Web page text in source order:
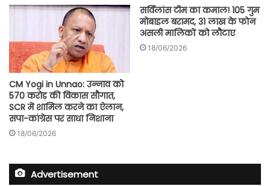
CM Yogi in Unnao: उन्नाव को
570 करोड़ की विकास सौगात,
SCR में शामिल करने का ऐलान,
सपा-कांग्रेस पर साधा निशाना
18/06/2026
सर्विलांस टीम का कमाल! 105 गुम
मोबाइल बरामद, 31 लाख के फोन
असली मालिकों को लौटाए
18/06/2026
Advertisement